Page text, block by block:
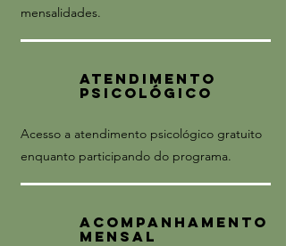
mensalidades.
atendimento
psicológico
Acesso a atendimento psicológico gratuito
enquanto participando do programa.
acompanhamento
mensal